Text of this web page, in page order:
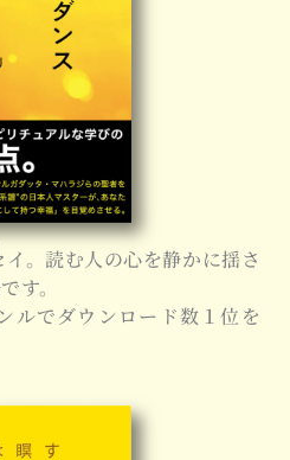
。読む人の心を静かに揺さ
す。
でダウンロード数１位を